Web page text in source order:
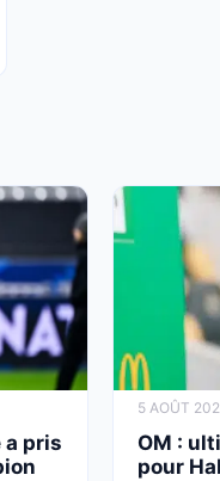
a pris
5 AOÛT
OM :
pour